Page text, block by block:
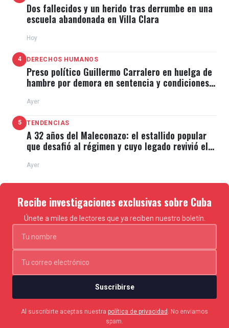
Dos fallecidos y un herido tras derrumbe en una
escuela abandonada en Villa Clara
Hoy
4 DERECHOS HUMANOS
Preso político Guillermo Carralero en huelga de
hambre por demora en sentencia y condiciones
Ayer
5 TENDENCIAS
A 32 años del Maleconazo: el estallido popular
que desafió al régimen y cuyo legado revivió el
Ayer
Recibe investigaciones exclusivas sobre Cuba
Únete a miles de lectores que ya reciben nuestro boletín.
Suscribirse
Al suscribirte aceptas nuestra política de privacidad
. No enviamos
spam.